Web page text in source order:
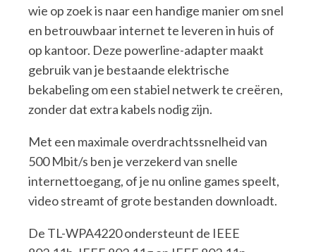
wie op zoek is naar een handige manier om snel
en betrouwbaar internet te leveren in huis of
op kantoor. Deze powerline-adapter maakt
gebruik van je bestaande elektrische
bekabeling om een stabiel netwerk te creëren,
zonder dat extra kabels nodig zijn.
Met een maximale overdrachtssnelheid van
500 Mbit/s ben je verzekerd van snelle
internettoegang, of je nu online games speelt,
video streamt of grote bestanden downloadt.
De TL-WPA4220 ondersteunt de IEEE